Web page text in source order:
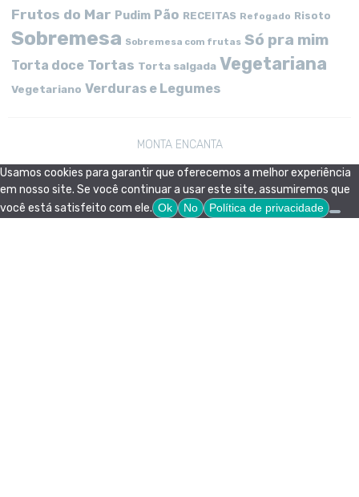
Frutos do Mar Pudim Pão RECEITAS Refogado Risoto
Sobremesa Sobremesa com frutas Só pra mim
Torta doce Tortas Torta salgada Vegetariana
Vegetariano Verduras e Legumes
MONTA ENCANTA
Usamos cookies para garantir que oferecemos a melhor experiência
em nosso site. Se você continuar a usar este site, assumiremos que
você está satisfeito com ele. Ok No Política de privacidade